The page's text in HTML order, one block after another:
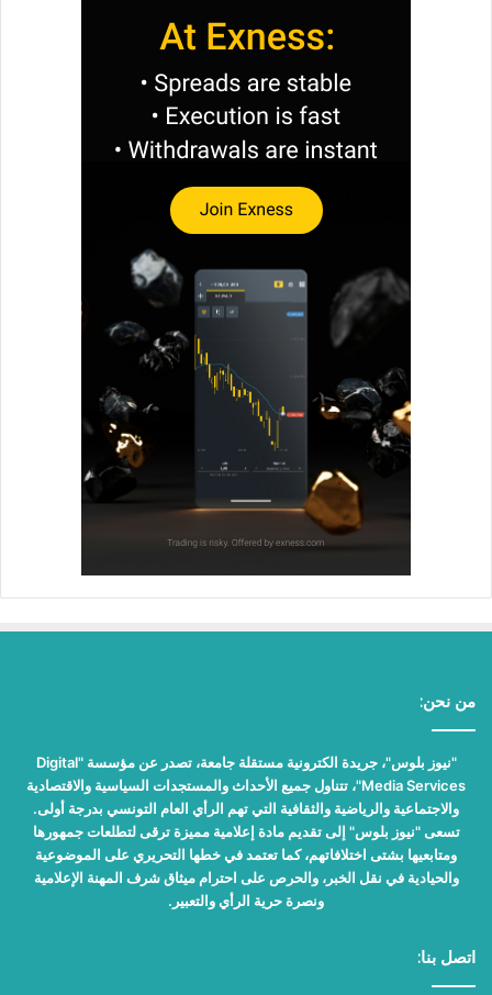
من نحن:
"نيوز بلوس"، جريدة الكترونية مستقلة جامعة، تصدر عن مؤسسة "Digital
Media Services"، تتناول جميع الأحداث والمستجدات السياسية والاقتصادية
والاجتماعية والرياضية والثقافية التي تهم الرأي العام التونسي بدرجة أولى.
تسعى "نيوز بلوس" إلى تقديم مادة إعلامية مميزة ترقى لتطلعات جمهورها
ومتابعيها بشتى اختلافاتهم، كما تعتمد في خطها التحريري على الموضوعية
والحيادية في نقل الخبر، والحرص على احترام ميثاق شرف المهنة الإعلامية
ونصرة حرية الرأي والتعبير.
اتصل بنا: